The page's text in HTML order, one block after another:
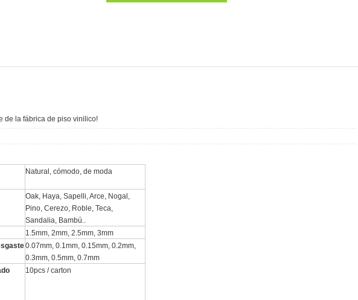
de la fábrica de piso vinilico!
Natural, cómodo, de moda
Oak, Haya, Sapelli, Arce, Nogal,
Pino, Cerezo, Roble, Teca,
Sandalia, Bambú..
1.5mm, 2mm, 2.5mm, 3mm
0.07mm, 0.1mm, 0.15mm, 0.2mm,
0.3mm, 0.5mm, 0.7mm
10pcs / carton